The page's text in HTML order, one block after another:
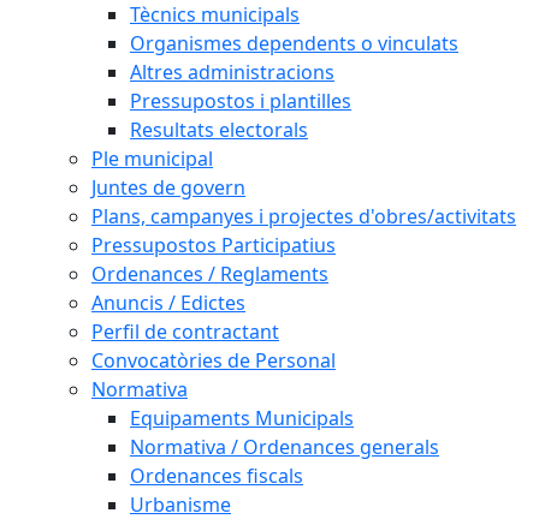
Tècnics municipals
Organismes dependents o vinculats
Altres administracions
Pressupostos i plantilles
Resultats electorals
Ple municipal
Juntes de govern
Plans, campanyes i projectes d'obres/activitats
Pressupostos Participatius
Ordenances / Reglaments
Anuncis / Edictes
Perfil de contractant
Convocatòries de Personal
Normativa
Equipaments Municipals
Normativa / Ordenances generals
Ordenances fiscals
Urbanisme